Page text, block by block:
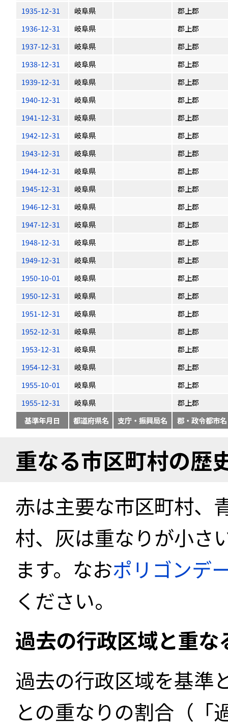
1935-12-31
岐阜県
郡上郡
1936-12-31
岐阜県
郡上郡
1937-12-31
岐阜県
郡上郡
1938-12-31
岐阜県
郡上郡
1939-12-31
岐阜県
郡上郡
1940-12-31
岐阜県
郡上郡
1941-12-31
岐阜県
郡上郡
1942-12-31
岐阜県
郡上郡
1943-12-31
岐阜県
郡上郡
1944-12-31
岐阜県
郡上郡
1945-12-31
岐阜県
郡上郡
1946-12-31
岐阜県
郡上郡
1947-12-31
岐阜県
郡上郡
1948-12-31
岐阜県
郡上郡
1949-12-31
岐阜県
郡上郡
1950-10-01
岐阜県
郡上郡
1950-12-31
岐阜県
郡上郡
1951-12-31
岐阜県
郡上郡
1952-12-31
岐阜県
郡上郡
1953-12-31
岐阜県
郡上郡
1954-12-31
岐阜県
郡上郡
1955-10-01
岐阜県
郡上郡
1955-12-31
岐阜県
郡上郡
基準年月日
都道府県名 支庁・振興局名 郡・政令都市名
重なる市区町村の歴
赤は主要な市区町村、
村、灰は重なりが小さ
ます。なおポリゴンデ
ください。
過去の行政区域と重
過去の行政区域を基準
との重なりの割合（「